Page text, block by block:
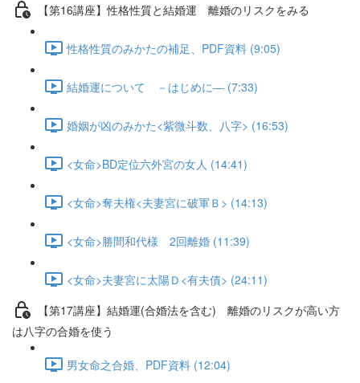
【第16講座】性格性質と結婚運 離婚のリスクをみる
性格性質のみかたの補足、PDF資料 (9:05)
結婚運について －はじめに― (7:33)
婚姻が凶のみかた<紫微斗数、八字> (16:53)
<女命>BD定位六外宮の女人 (14:41)
<女命>奪夫権<夫妻宮に破軍Ｂ> (14:13)
<女命>勝間和代様 2回離婚 (11:39)
<女命>夫妻宮に太陽Ｄ<有夫債> (24:11)
【第17講座】結婚運(合婚法を含む) 離婚のリスクが高い方
は八字の合婚を使う
男女命之合婚、PDF資料 (12:04)